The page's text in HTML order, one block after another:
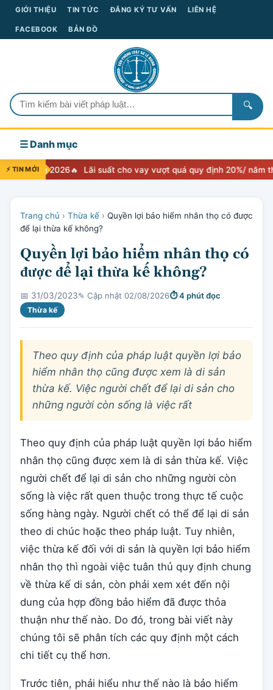
GIỚI THIỆU TIN TỨC ĐĂNG KÝ TƯ VẤN LIÊN HỆ
FACEBOOK BẢN ĐỒ
🔍
☰ Danh mục
⚡ TIN MỚILãi suất cho vay vượt quá quy định 20%/ năm thì xử lý như
Trang chủ › Thừa kế › Quyền lợi bảo hiểm nhân thọ có được
để lại thừa kế không?
Quyền lợi bảo hiểm nhân thọ có
được để lại thừa kế không?
📅 31/03/2023✎ Cập nhật 02/08/2026⏱ 4 phút đọc
Thừa kế
Theo quy định của pháp luật quyền lợi bảo
hiểm nhân thọ cũng được xem là di sản
thừa kế. Việc người chết để lại di sản cho
những người còn sống là việc rất
Theo quy định của pháp luật quyền lợi bảo hiểm
nhân thọ cũng được xem là di sản thừa kế. Việc
người chết để lại di sản cho những người còn
sống là việc rất quen thuộc trong thực tế cuộc
sống hàng ngày. Người chết có thể để lại di sản
theo di chúc hoặc theo pháp luật. Tuy nhiên,
việc thừa kế đối với di sản là quyền lợi bảo hiểm
nhân thọ thì ngoài việc tuân thủ quy định chung
về thừa kế di sản, còn phải xem xét đến nội
dung của hợp đồng bảo hiểm đã được thỏa
thuận như thế nào. Do đó, trong bài viết này
chúng tôi sẽ phân tích các quy định một cách
chi tiết cụ thể hơn.
Trước tiên, phải hiểu như thế nào là bảo hiểm